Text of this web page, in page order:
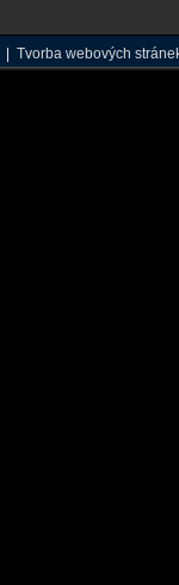
Tvorba webových